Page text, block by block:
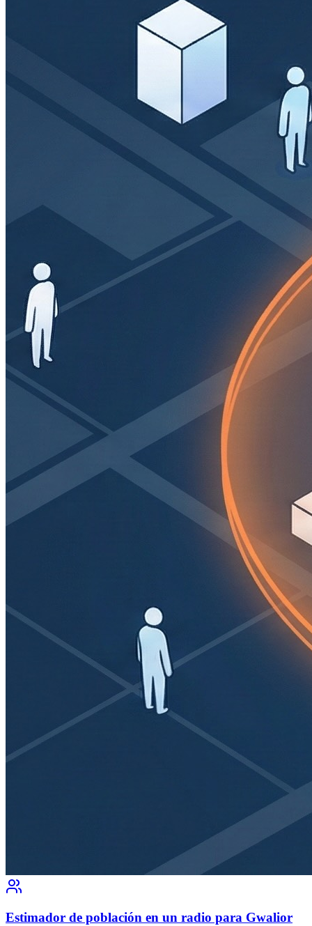
Estimador de población en un radio para Gwalior